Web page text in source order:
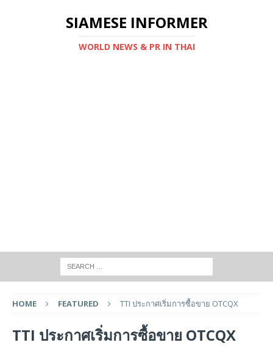
SIAMESE INFORMER
WORLD NEWS & PR IN THAI
HOME FEATURED TTI ประกาศเริ่มการซื้อขาย OTCQX
TTI ประกาศเริ่มการซื้อขาย OTCQX